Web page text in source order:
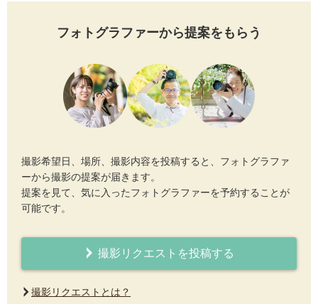
フォトグラファーから提案をもらう
撮影希望日、場所、撮影内容を投稿すると、フォトグラファ
ーから撮影の提案が届きます。
提案を見て、気に入ったフォトグラファーを予約することが
可能です。
撮影リクエストを投稿する
撮影リクエストとは？